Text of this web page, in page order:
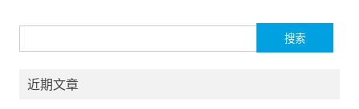
索：
近期文章